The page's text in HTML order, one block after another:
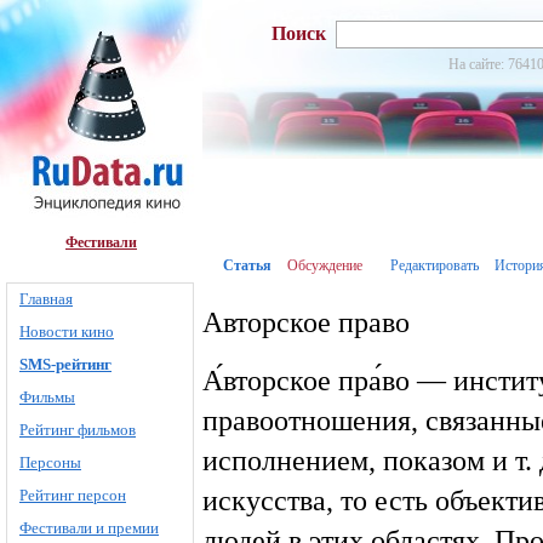
Фестивали
Главная
Новости кино
SMS-рейтинг
Фильмы
Рейтинг фильмов
Персоны
Рейтинг персон
Фестивали и премии
Поиск
На сайте:
Статья Обсуждение Редактировать
Авторское право
А́вторское пра́во —
правоотношения,
исполнением, показом и
искусства, то есть